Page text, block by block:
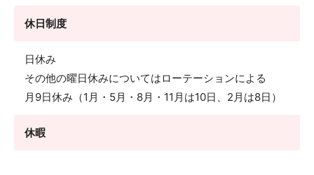
休日制度
日休み
その他の曜日休みについてはローテーションによる
月9日休み（1月・5月・8月・11月は10日、2月は8日）
休暇